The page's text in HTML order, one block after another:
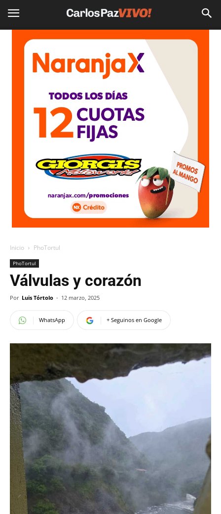
Inicio PhoTortul
PhoTortul
Válvulas y corazón
Por Luis Tórtolo - 12 marzo, 2025
WhatsApp + Seguinos en Google